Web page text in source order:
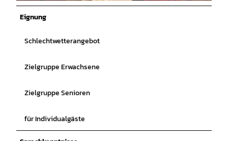
© Win10 Pro x64 |CC-BY
Eignung
Schlechtwetterangebot
Zielgruppe Erwachsene
Zielgruppe Senioren
für Individualgäste